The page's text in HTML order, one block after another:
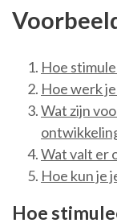
Hoe
Hoe werk
Wat zijn
Wat valt er
Hoe kun je
Hoe